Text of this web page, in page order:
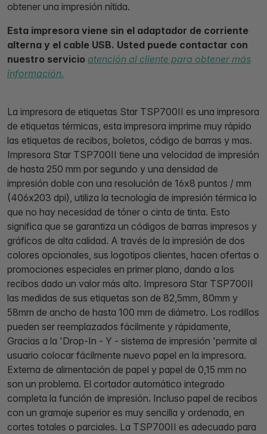
obtener una impresión nítida.
Esta impresora viene sin el adaptador de corriente
alterna y el cable USB. Usted puede contactar con
nuestro servicio atención al cliente para obtener más
información.
La impresora de etiquetas Star TSP700II es una impresora
de etiquetas térmicas, esta impresora imprime muy rápido
las etiquetas de recibos, boletos, código de barras y mas.
Impresora Star TSP700II tiene una velocidad de impresión
de hasta 250 mm por segundo y una densidad de
impresión doble con una resolución de 16x8 puntos / mm
(406x203 dpi), utiliza la tecnología de impresión térmica lo
que no hay necesidad de tóner o cinta de tinta. Esto
significa que se garantiza un códigos de barras impresos y
gráficos de alta calidad. A través de la impresión de dos
colores opcionales, sus logotipos clientes, hacen ofertas o
promociones especiales en primer plano, dando a los
recibos dado un valor más alto. Impresora Star TSP700II
las medidas de sus etiquetas son de 82,5mm, 80mm y
58mm de ancho de hasta 100 mm de diámetro. Los rodillos
pueden ser reemplazados fácilmente y rápidamente,
Gracias a la 'Drop-In - Y - sistema de impresión 'permite al
usuario colocar fácilmente nuevo papel en la impresora.
Externa de alimentación de papel y papel de 0,15 mm no
son un problema. El cortador automático integrado
completa la función de impresión. Incluso papel de recibos
con un gramaje superior es muy sencilla y ordenada, en
cortes totales o parciales. La TSP700II es adecuado para